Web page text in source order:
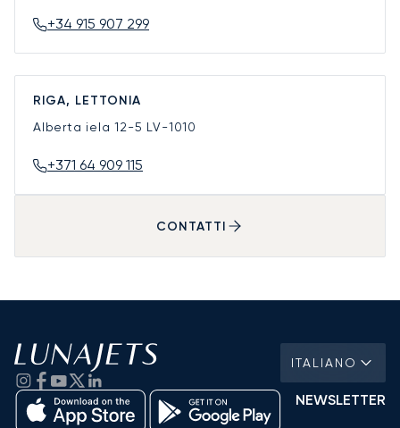
+34 915 907 299
RIGA, LETTONIA
Alberta iela 12-5 LV-1010
+371 64 909 115
CONTATTI
ITALIANO
NEWSLETTER